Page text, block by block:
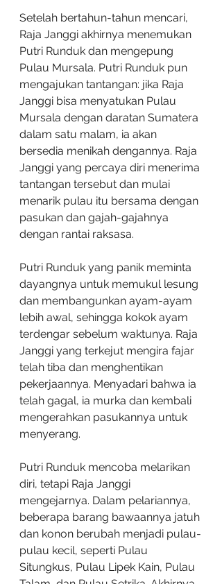
Setelah bertahun-tahun mencari,
Raja Janggi akhirnya menemukan
Putri Runduk dan mengepung
Pulau Mursala. Putri Runduk pun
mengajukan tantangan: jika Raja
Janggi bisa menyatukan Pulau
Mursala dengan daratan Sumatera
dalam satu malam, ia akan
bersedia menikah dengannya. Raja
Janggi yang percaya diri menerima
tantangan tersebut dan mulai
menarik pulau itu bersama dengan
pasukan dan gajah-gajahnya
dengan rantai raksasa.
Putri Runduk yang panik meminta
dayangnya untuk memukul lesung
dan membangunkan ayam-ayam
lebih awal, sehingga kokok ayam
terdengar sebelum waktunya. Raja
Janggi yang terkejut mengira fajar
telah tiba dan menghentikan
pekerjaannya. Menyadari bahwa ia
telah gagal, ia murka dan kembali
mengerahkan pasukannya untuk
menyerang.
Putri Runduk mencoba melarikan
diri, tetapi Raja Janggi
mengejarnya. Dalam pelariannya,
beberapa barang bawaannya jatuh
dan konon berubah menjadi pulau-
pulau kecil, seperti Pulau
Situngkus, Pulau Lipek Kain, Pulau